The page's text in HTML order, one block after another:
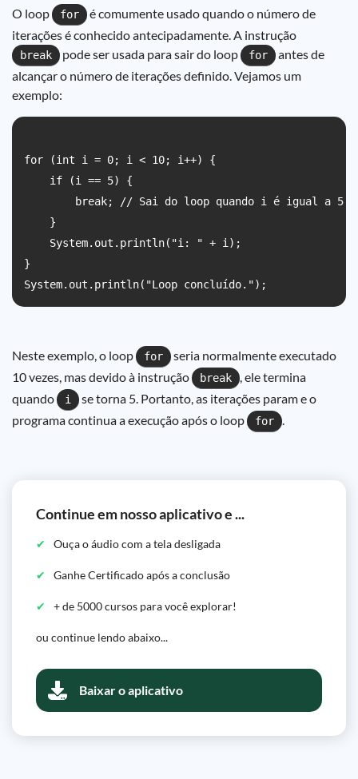
O loop for
é comumente usado quando o número de
iterações é conhecido antecipadamente. A instrução
break pode ser usada para sair do loop for
antes de
alcançar o número de iterações definido. Vejamos um
exemplo:
for (int i = 0; i < 10; i++) {
    if (i == 5) {
        break; // Sai do loop quando i é igual a 5
    }
    System.out.println("i: " + i);
}
Neste exemplo, o loop for
seria normalmente executado
10 vezes, mas devido à instrução
break
, ele termina
quando
i
se torna 5. Portanto, as iterações param e o
programa continua a execução após o loop
for .
Continue em nosso aplicativo e ...
Ouça o áudio com a tela desligada
Ganhe Certificado após a conclusão
+ de 5000 cursos para você explorar!
ou continue lendo abaixo...
Baixar o aplicativo